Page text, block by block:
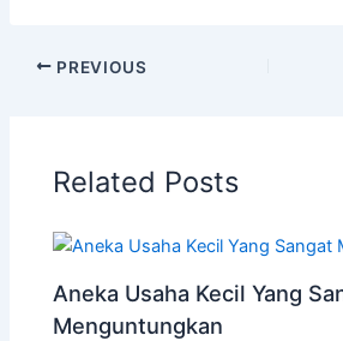
PREVIOUS
Related Posts
Aneka Usaha Kecil Yang
Menguntungkan